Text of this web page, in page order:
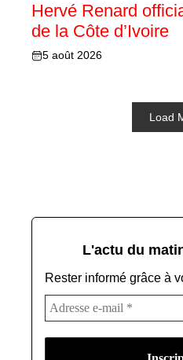
Hervé Renard
de la Côte d’Ivoire
5 août 2026
Load
L'actu du
Rester informé grâce à